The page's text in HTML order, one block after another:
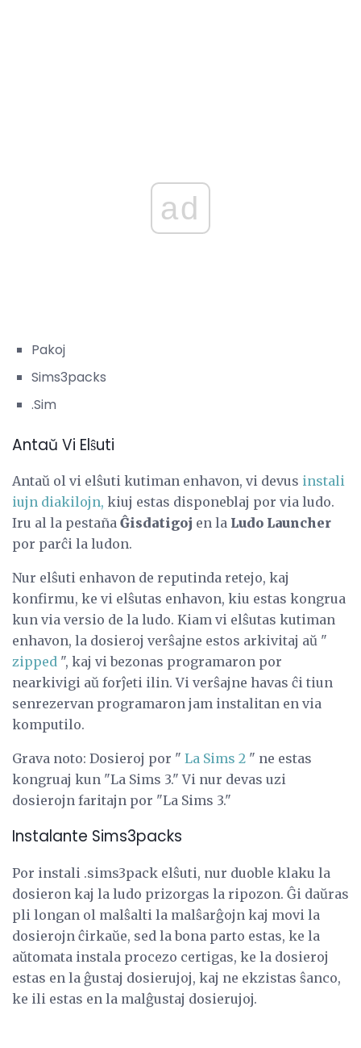
ad
Pakoj
Sims3packs
.Sim
Antaŭ Vi Elŝuti
Antaŭ ol vi elŝuti kutiman enhavon, vi devus instali
iujn diakilojn, kiuj estas disponeblaj por via ludo.
Iru al la pestaña Ĝisdatigoj en la Ludo Launcher
por parĉi la ludon.
Nur elŝuti enhavon de reputinda retejo, kaj
konfirmu, ke vi elŝutas enhavon, kiu estas kongrua
kun via versio de la ludo. Kiam vi elŝutas kutiman
enhavon, la dosieroj verŝajne estos arkivitaj aŭ "
zipped ", kaj vi bezonas programaron por
nearkivigi aŭ forĵeti ilin. Vi verŝajne havas ĉi tiun
senrezervan programaron jam instalitan en via
komputilo.
Grava noto: Dosieroj por " La Sims 2 " ne estas
kongruaj kun "La Sims 3." Vi nur devas uzi
dosierojn faritajn por "La Sims 3."
Instalante Sims3packs
Por instali .sims3pack elŝuti, nur duoble klaku la
dosieron kaj la ludo prizorgas la ripozon. Ĝi daŭras
pli longan ol malŝalti la malŝarĝojn kaj movi la
dosierojn ĉirkaŭe, sed la bona parto estas, ke la
aŭtomata instala procezo certigas, ke la dosieroj
estas en la ĝustaj dosierujoj, kaj ne ekzistas ŝanco,
ke ili estas en la malĝustaj dosierujoj.